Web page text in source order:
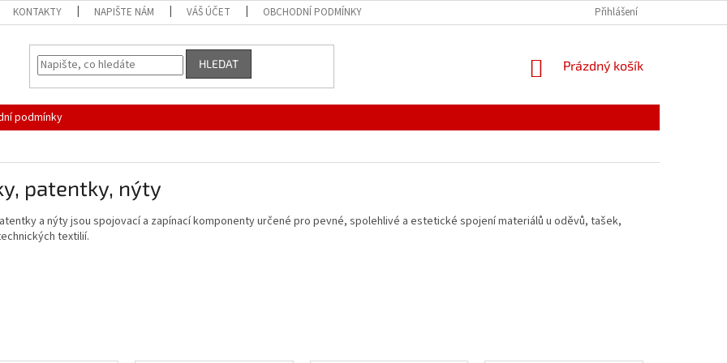
KONTAKTY NAPIŠTE NÁM VÁŠ ÚČET OBCHODNÍ PODMÍNKY REKLAMACE
Přihlášení
HLEDAT
NÁKUPNÍ
Prázdný košík
podmínky
patentky, nýty
a nýty jsou spojovací a zapínací komponenty určené pro pevné, spolehlivé a estetické spojení materiálů u oděvů, tašek,
textilií.